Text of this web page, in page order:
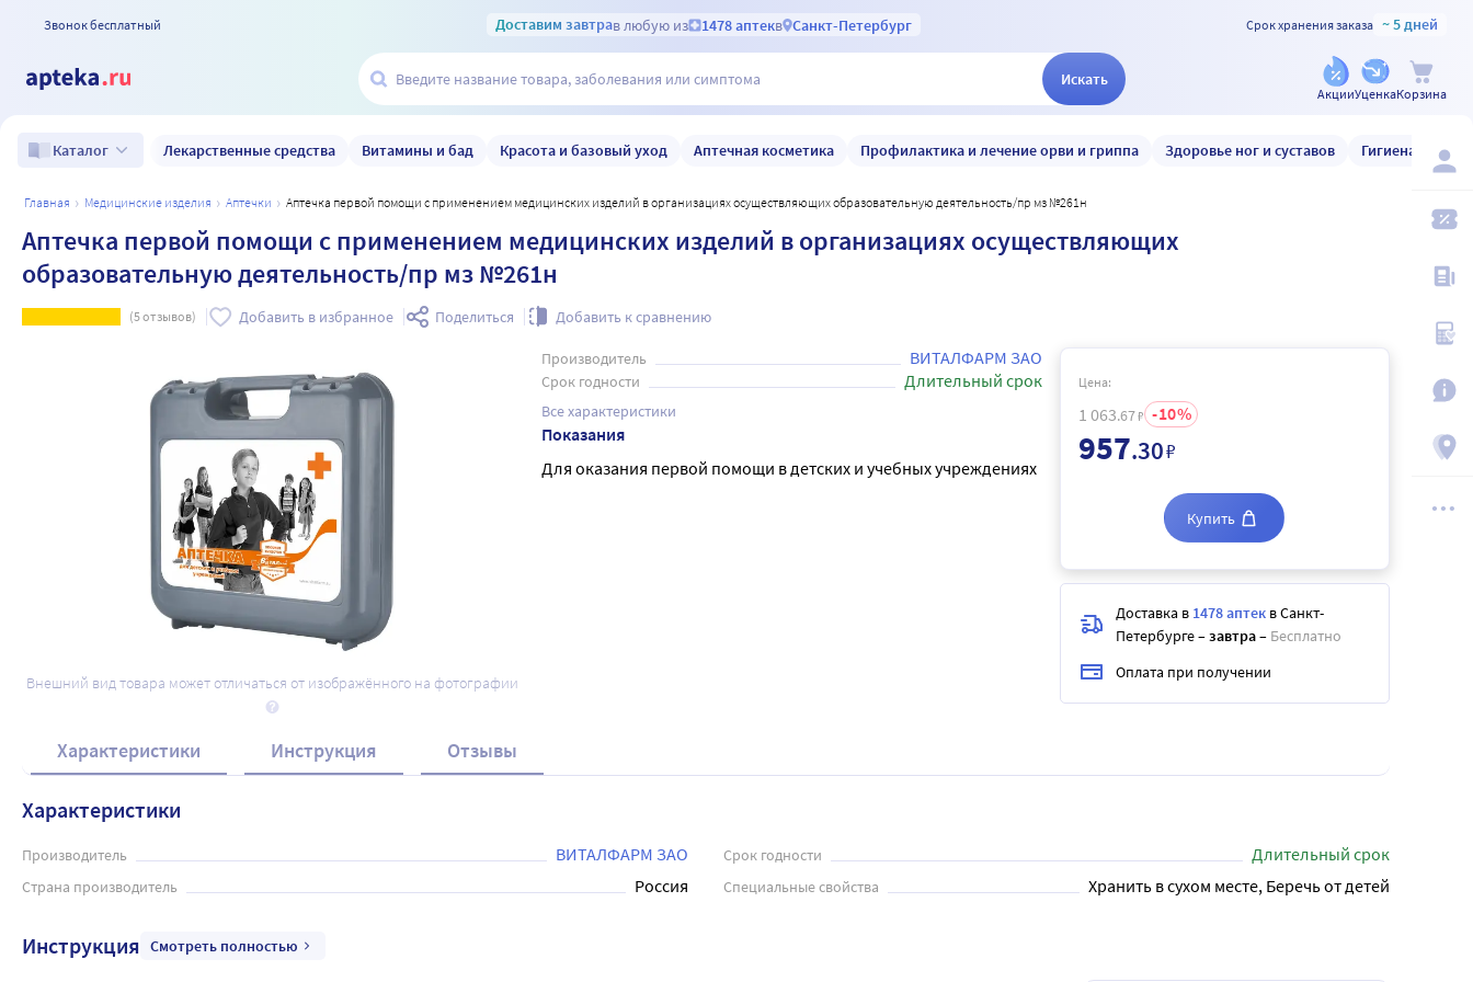
Звонок бесплатный Доставим завтрав любую из 1478 аптекв Санкт-Петербург Срок хранения заказа ~ 5 дней
Искать
АкцииУценкаКорзина
Каталог Лекарственные средства Витамины и бад Красота и базовый уход Аптечная косметика Профилактика и лечение орви и гриппа Здоровье ног и суставов Гигиена и уход
главная медицинские изделия аптечки Аптечка первой помощи с применением медицинских изделий в организациях осуществляющих образовательную деятельность/пр мз №261н
Аптечка первой помощи с применением медицинских изделий в организациях осуществляющих
образовательную деятельность/пр мз №261н
(5отзывов) Добавить в избранное Поделиться Добавить к сравнению
Внешний вид товара может отличаться от изображённого на фотографии
Производитель ВИТАЛФАРМ ЗАО
Срок годности Длительный срок
Все характеристики
Показания
Для оказания первой помощи в детских и учебных учреждениях
Цена:
1 063.67₽ 10
957.30₽
Купить
Доставка в 1478 аптек в Санкт-
Петербурге–завтра– Бесплатно
Оплата при получении
Характеристики Инструкция Отзывы
Характеристики
Производитель ВИТАЛФАРМ ЗАО Срок годности Длительный срок
Страна производитель Россия Специальные свойства Хранить в сухом месте, Беречь от детей
Инструкция Смотреть полностью